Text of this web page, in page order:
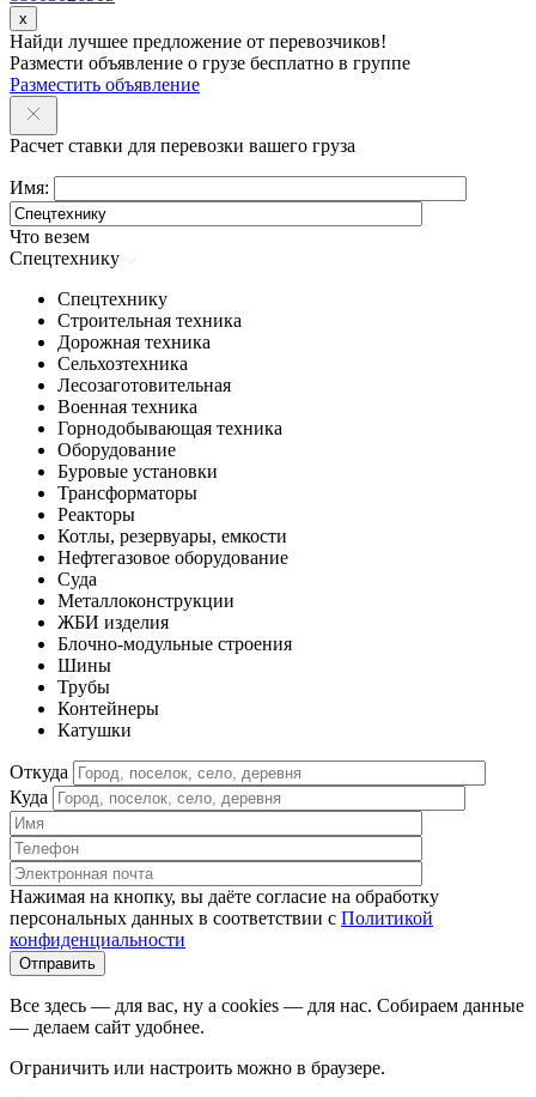
x
Найди лучшее предложение от перевозчиков!
Размести объявление о грузе бесплатно в группе
Разместить объявление
Расчет ставки для перевозки вашего груза
Имя:
Что везем
Спецтехнику
Спецтехнику
Строительная техника
Дорожная техника
Сельхозтехника
Лесозаготовительная
Военная техника
Горнодобывающая техника
Оборудование
Буровые установки
Трансформаторы
Реакторы
Котлы, резервуары, емкости
Нефтегазовое оборудование
Cуда
Металлоконструкции
ЖБИ изделия
Блочно-модульные строения
Шины
Трубы
Контейнеры
Катушки
Откуда
Куда
Нажимая на кнопку, вы даёте согласие на обработку
персональных данных в соответствии c Политикой
конфиденциальности
Все здесь — для вас, ну а cookies — для нас. Собираем данные
— делаем сайт удобнее.
Ограничить или настроить можно в браузере.